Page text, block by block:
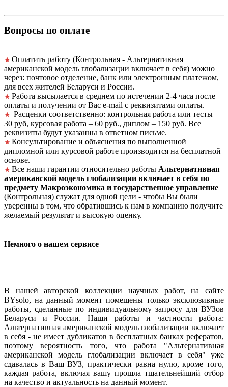
Вопросы по оплате
Оплатить работу (Контрольная - Альтернативная
американской модель глобализации включает в себя) можно
через: почтовое отделение, банк или электронным платежом,
для всех жителей Беларуси и России.
Работа высылается в среднем по истечении 2-4 часа после
оплаты и получении от Вас e-mail с реквизитами оплаты.
Расценки соответственно: контрольная работа или тесты –
30 руб, курсовая работа – 60 руб., диплом – 150 руб. Все
реквизиты будут указанны в ответном письме.
Консультирование и объяснения по выполненной
дипломной или курсовой работе производится на бесплатной
основе.
Все наши гарантии относительно работы Альтернативная
американской модель глобализации включает в себя по
предмету Макроэкономика и государственное управление
(Контрольная) служат для одной цели - чтобы Вы были
уверенны в том, что обратившись к нам в компанию получите
желаемый результат и высокую оценку.
Немного о нашем сервисе
В нашей авторской коллекции научных работ, на сайте
BYsolo, на данный момент помещены только эксклюзивные
работы, сделанные по индивидуальному запросу для ВУЗов
Беларуси и России. Наши работы и частности работа:
Альтернативная американской модель глобализации включает
в себя - не имеет дубликатов в бесплатных банках рефератов,
поэтому вероятность того, что работа "Альтернативная
американской модель глобализации включает в себя" уже
сдавалась в Ваш ВУЗ, практически равна нулю, кроме того,
каждая работа, включая вашу прошла тщательнейший отбор
на качество и актуальность на данный момент.